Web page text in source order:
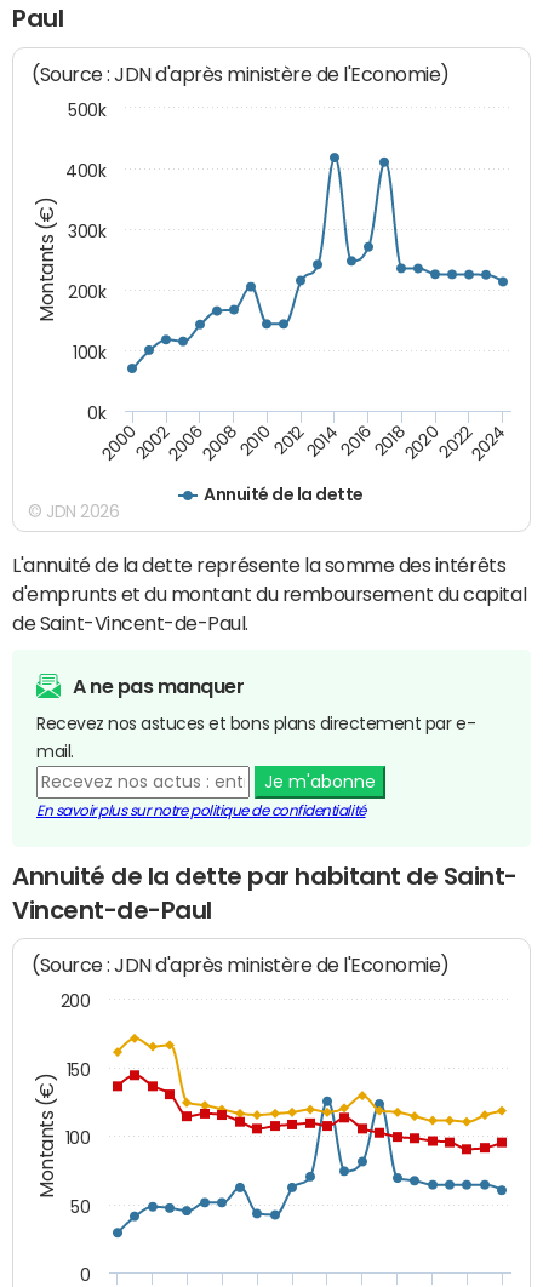
Paul
Montants (€)
(Source : JDN d'après ministère de l'Economie)
Annuité de la dette
200020022006200820102012201420162018202020222024
0k
100k
200k
300k
400k
500k
© JDN 2026
L'annuité de la dette représente la somme des intérêts
d'emprunts et du montant du remboursement du capital
de Saint-Vincent-de-Paul.
A ne pas manquer
Recevez nos astuces et bons plans directement par e-
mail.
Je m'abonne
En savoir plus sur notre politique de confidentialité
Annuité de la dette par habitant de Saint-
Vincent-de-Paul
Montants (€)
(Source : JDN d'après ministère de l'Economie)
0
50
100
150
200